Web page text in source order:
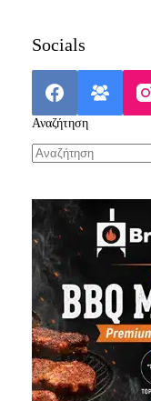
Socials
Αναζήτηση